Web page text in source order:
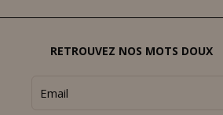
RETROUVEZ NOS MOTS DOUX